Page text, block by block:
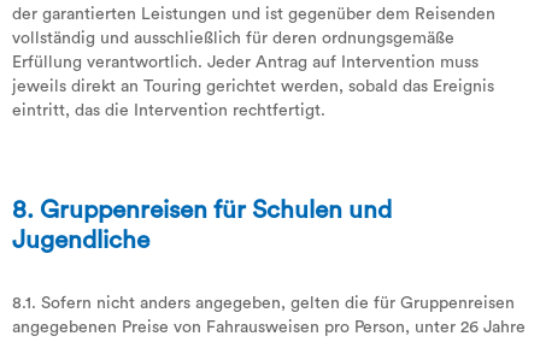
der garantierten Leistungen und ist gegenüber dem Reisenden
vollständig und ausschließlich für deren ordnungsgemäße
Erfüllung verantwortlich. Jeder Antrag auf Intervention muss
jeweils direkt an Touring gerichtet werden, sobald das Ereignis
eintritt, das die Intervention rechtfertigt.
8. Gruppenreisen für Schulen und
Jugendliche
8.1. Sofern nicht anders angegeben, gelten die für Gruppenreisen
angegebenen Preise von Fahrausweisen pro Person, unter 26 Jahre